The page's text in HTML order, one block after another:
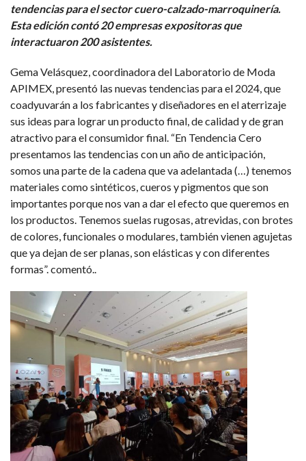
tendencias para el sector cuero-calzado-marroquinería.
Esta edición contó 20 empresas expositoras que
interactuaron 200 asistentes.
Gema Velásquez, coordinadora del Laboratorio de Moda
APIMEX, presentó las nuevas tendencias para el 2024, que
coadyuvarán a los fabricantes y diseñadores en el aterrizaje
sus ideas para lograr un producto final, de calidad y de gran
atractivo para el consumidor final. “En Tendencia Cero
presentamos las tendencias con un año de anticipación,
somos una parte de la cadena que va adelantada (…) tenemos
materiales como sintéticos, cueros y pigmentos que son
importantes porque nos van a dar el efecto que queremos en
los productos. Tenemos suelas rugosas, atrevidas, con brotes
de colores, funcionales o modulares, también vienen agujetas
que ya dejan de ser planas, son elásticas y con diferentes
formas”. comentó..